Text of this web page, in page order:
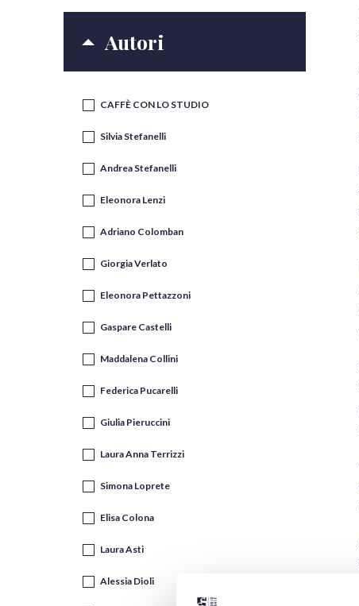
Autori
CAFFÈ CON LO STUDIO
Silvia Stefanelli
Andrea Stefanelli
Eleonora Lenzi
Adriano Colomban
Giorgia Verlato
Eleonora Pettazzoni
Gaspare Castelli
Maddalena Collini
Federica Pucarelli
Giulia Pieruccini
Laura Anna Terrizzi
Simona Loprete
Elisa Colona
Laura Asti
Alessia Dioli